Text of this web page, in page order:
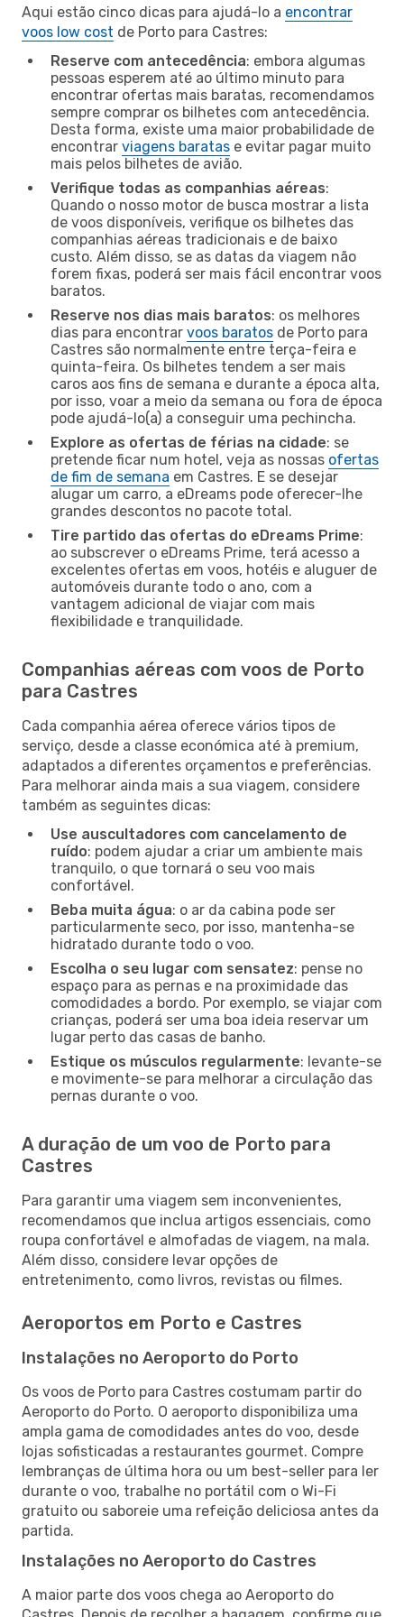
Aqui estão cinco dicas para ajudá-lo a encontrar
voos low cost de Porto para Castres:
Reserve com antecedência: embora algumas
pessoas esperem até ao último minuto para
encontrar ofertas mais baratas, recomendamos
sempre comprar os bilhetes com antecedência.
Desta forma, existe uma maior probabilidade de
encontrar viagens baratas e evitar pagar muito
mais pelos bilhetes de avião.
Verifique todas as companhias aéreas:
Quando o nosso motor de busca mostrar a lista
de voos disponíveis, verifique os bilhetes das
companhias aéreas tradicionais e de baixo
custo. Além disso, se as datas da viagem não
forem fixas, poderá ser mais fácil encontrar voos
baratos.
Reserve nos dias mais baratos: os melhores
dias para encontrar voos baratos de Porto para
Castres são normalmente entre terça-feira e
quinta-feira. Os bilhetes tendem a ser mais
caros aos fins de semana e durante a época alta,
por isso, voar a meio da semana ou fora de época
pode ajudá-lo(a) a conseguir uma pechincha.
Explore as ofertas de férias na cidade: se
pretende ficar num hotel, veja as nossas ofertas
de fim de semana em Castres. E se desejar
alugar um carro, a eDreams pode oferecer-lhe
grandes descontos no pacote total.
Tire partido das ofertas do eDreams Prime:
ao subscrever o eDreams Prime, terá acesso a
excelentes ofertas em voos, hotéis e aluguer de
automóveis durante todo o ano, com a
vantagem adicional de viajar com mais
flexibilidade e tranquilidade.
Companhias aéreas com voos de Porto
para Castres
Cada companhia aérea oferece vários tipos de
serviço, desde a classe económica até à premium,
adaptados a diferentes orçamentos e preferências.
Para melhorar ainda mais a sua viagem, considere
também as seguintes dicas:
Use auscultadores com cancelamento de
ruído: podem ajudar a criar um ambiente mais
tranquilo, o que tornará o seu voo mais
confortável.
Beba muita água: o ar da cabina pode ser
particularmente seco, por isso, mantenha-se
hidratado durante todo o voo.
Escolha o seu lugar com sensatez: pense no
espaço para as pernas e na proximidade das
comodidades a bordo. Por exemplo, se viajar com
crianças, poderá ser uma boa ideia reservar um
lugar perto das casas de banho.
Estique os músculos regularmente: levante-se
e movimente-se para melhorar a circulação das
pernas durante o voo.
A duração de um voo de Porto para
Castres
Para garantir uma viagem sem inconvenientes,
recomendamos que inclua artigos essenciais, como
roupa confortável e almofadas de viagem, na mala.
Além disso, considere levar opções de
entretenimento, como livros, revistas ou filmes.
Aeroportos em Porto e Castres
Instalações no Aeroporto do Porto
Os voos de Porto para Castres costumam partir do
Aeroporto do Porto. O aeroporto disponibiliza uma
ampla gama de comodidades antes do voo, desde
lojas sofisticadas a restaurantes gourmet. Compre
lembranças de última hora ou um best-seller para ler
durante o voo, trabalhe no portátil com o Wi-Fi
gratuito ou saboreie uma refeição deliciosa antes da
partida.
Instalações no Aeroporto do Castres
A maior parte dos voos chega ao Aeroporto do